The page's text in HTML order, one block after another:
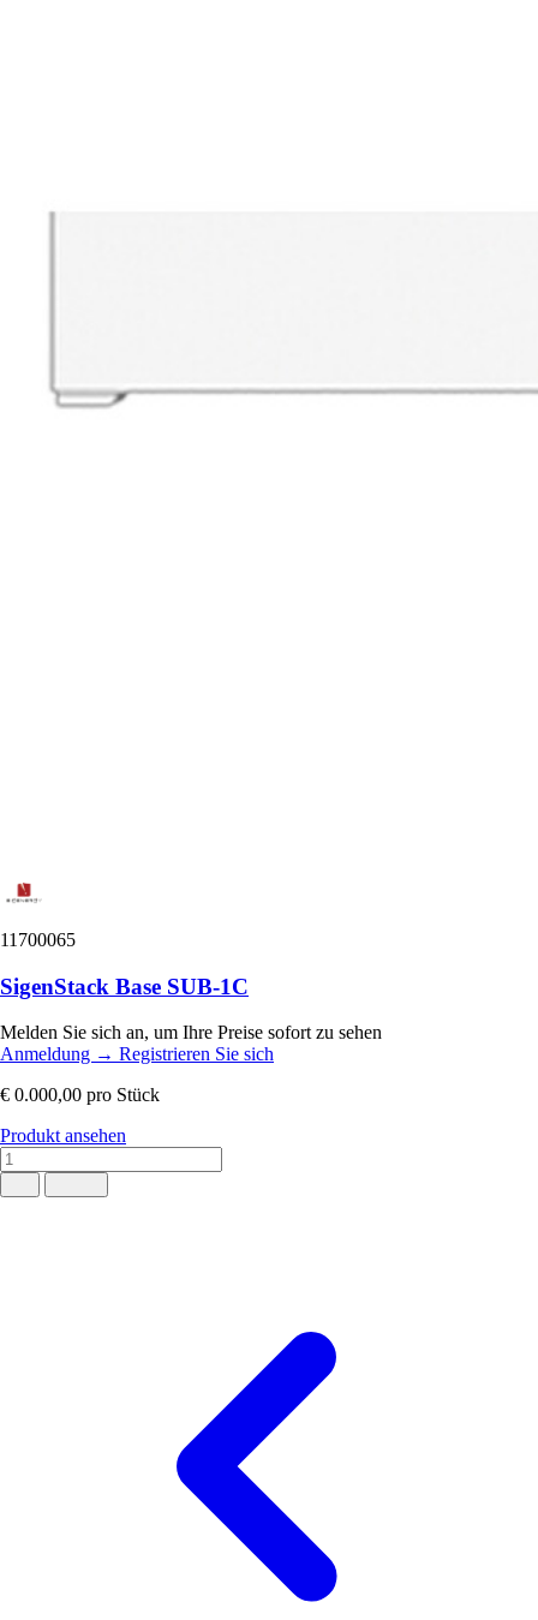
11700065
SigenStack Base SUB-1C
Melden Sie sich an, um Ihre Preise sofort zu sehen
Anmeldung → Registrieren Sie sich
€ 0.000,00 pro Stück
Produkt ansehen